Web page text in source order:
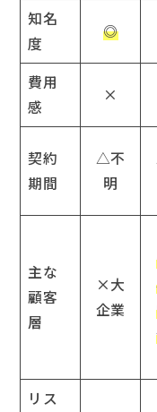
知名
度
◎
費用
感
×
契約
期間
△不
明
主な
顧客
層
×大
企業
リス